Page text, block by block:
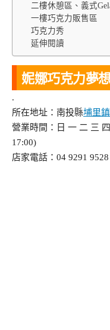
二樓休憩區、義式
一樓巧克力販售區
巧克力秀
延伸閱讀
妮娜巧克力夢
.
所在地址：南投縣埔里鎮
營業時間：日 一 二 三
17:00)
店家電話：04 9291 9528